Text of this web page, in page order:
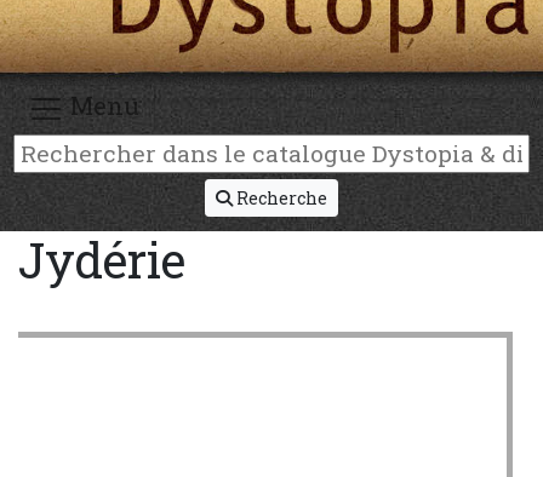
Menu
Recherche
Jydérie